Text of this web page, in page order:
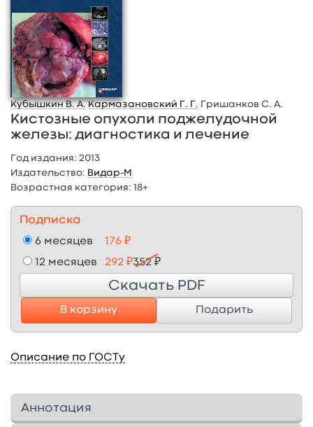
Кубышкин В. А. Кармазановский Г. Г. Гришанков С. А.
Кистозные опухоли поджелудочной
железы: диагностика и лечение
Год издания: 2013
Издательство: Видар-М
Возрастная категория: 18+
Подписка
6 месяцев 176 ₽
12 месяцев 292 ₽352 ₽
Скачать PDF
В корзину Подарить
Описание по ГОСТу
Аннотация